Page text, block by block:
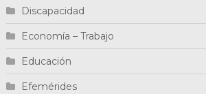
Discapacidad
Economía – Trabajo
Educación
Efemérides